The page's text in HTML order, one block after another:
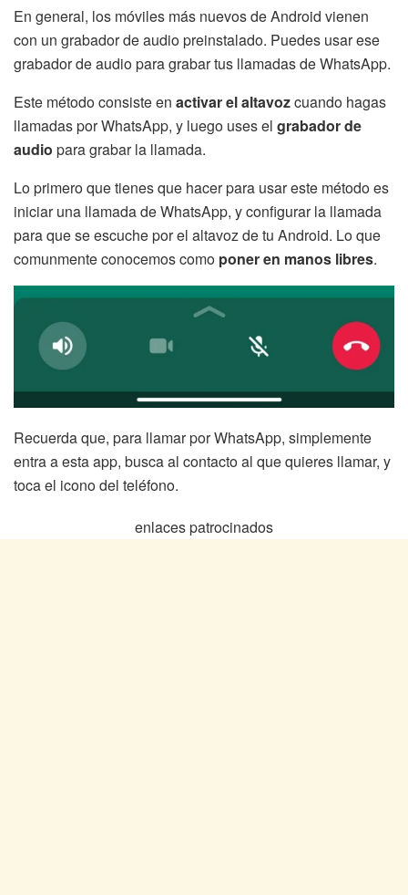
En general, los móviles más nuevos de Android vienen
con un grabador de audio preinstalado. Puedes usar ese
grabador de audio para grabar tus llamadas de WhatsApp.
Este método consiste en activar el altavozcuando hagas
llamadas por WhatsApp, y luego uses el grabador de
audio para grabar la llamada.
Lo primero que tienes que hacer para usar este método es
iniciar una llamada de WhatsApp, y configurar la llamada
para que se escuche por el altavoz de tu Android. Lo que
comunmente conocemos como poner en manos libres.
Recuerda que, para llamar por WhatsApp, simplemente
entra a esta app, busca al contacto al que quieres llamar, y
toca el icono del teléfono.
enlaces patrocinados